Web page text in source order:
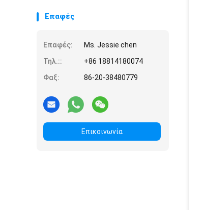
Επαφές
Επαφές:
Ms. Jessie chen
Τηλ.::
+86 18814180074
Φαξ:
86-20-38480779
Επικοινωνία